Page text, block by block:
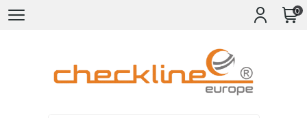
0